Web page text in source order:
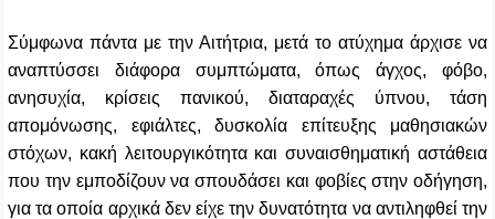
Σύμφωνα πάντα με την Αιτήτρια, μετά το ατύχημα άρχισε να
αναπτύσσει διάφορα συμπτώματα, όπως άγχος, φόβο,
ανησυχία, κρίσεις πανικού, διαταραχές ύπνου, τάση
απομόνωσης, εφιάλτες, δυσκολία επίτευξης μαθησιακών
στόχων, κακή λειτουργικότητα και συναισθηματική αστάθεια
που την εμποδίζουν να σπουδάσει και φοβίες στην οδήγηση,
για τα οποία αρχικά δεν είχε την δυνατότητα να αντιληφθεί την